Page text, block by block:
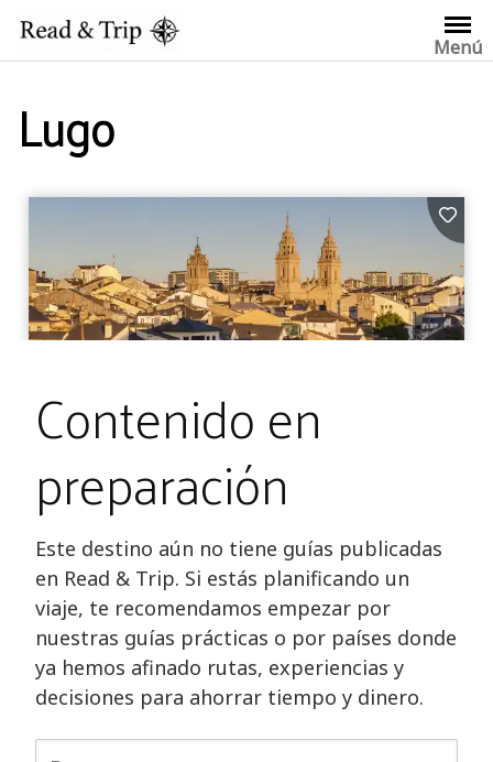
contenido
Menú
Lugo
Contenido en
preparación
Este destino aún no tiene guías publicadas
en Read & Trip. Si estás planificando un
viaje, te recomendamos empezar por
nuestras guías prácticas o por países donde
ya hemos afinado rutas, experiencias y
decisiones para ahorrar tiempo y dinero.